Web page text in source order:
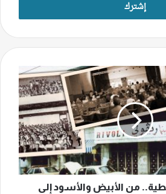
من الأبيض والأسود إلى